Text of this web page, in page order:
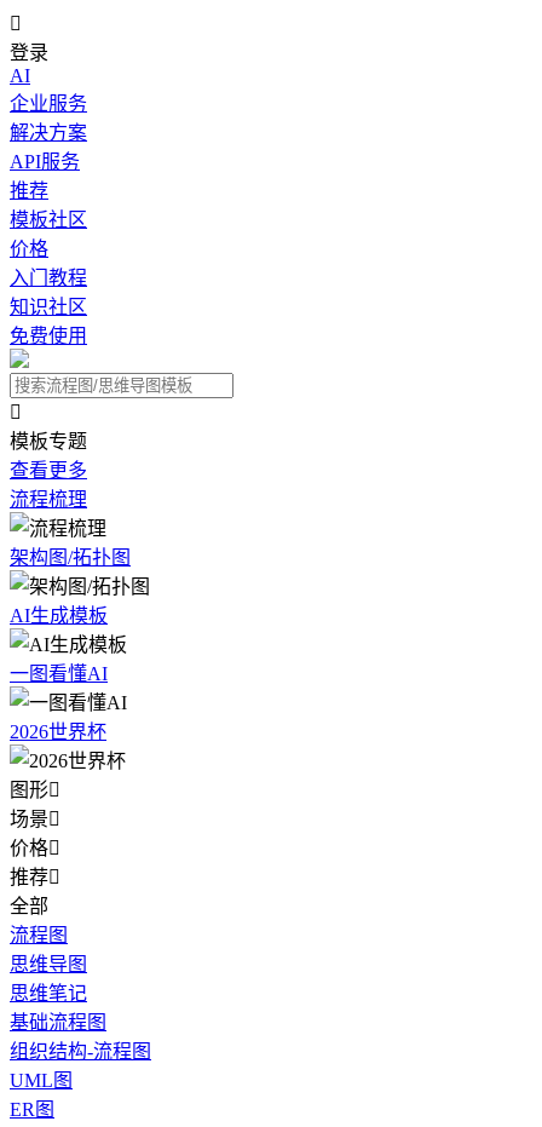

登录
AI
企业服务
解决方案
API服务
推荐
模板社区
价格
入门教程
知识社区
免费使用

模板专题
查看更多
流程梳理
架构图/拓扑图
AI生成模板
一图看懂AI
2026世界杯
图形
场景
价格
推荐
全部
流程图
思维导图
思维笔记
基础流程图
组织结构-流程图
UML图
ER图